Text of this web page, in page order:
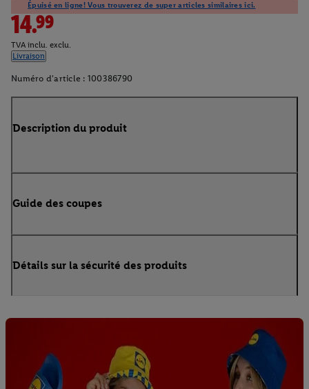
Épuisé en ligne! Vous trouverez de super articles similaires ici.
14.99
TVA inclu. exclu.
Livraison
Numéro d'article : 100386790
Description du produit
Guide des coupes
Détails sur la sécurité des produits